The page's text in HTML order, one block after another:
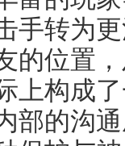
手转为
的位置
上构成
部的沟